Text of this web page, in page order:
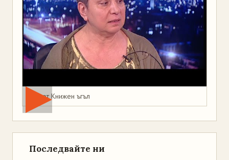
Мая от Книжен ъгъл
Последвайте ни